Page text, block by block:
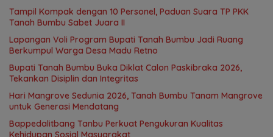
Tampil Kompak dengan 10 Personel, Paduan Suara TP PKK
Tanah Bumbu Sabet Juara II
Lapangan Voli Program Bupati Tanah Bumbu Jadi Ruang
Berkumpul Warga Desa Madu Retno
Bupati Tanah Bumbu Buka Diklat Calon Paskibraka 2026,
Tekankan Disiplin dan Integritas
Hari Mangrove Sedunia 2026, Tanah Bumbu Tanam Mangrove
untuk Generasi Mendatang
Bappedalitbang Tanbu Perkuat Pengukuran Kualitas
Kehidupan Sosial Masyarakat